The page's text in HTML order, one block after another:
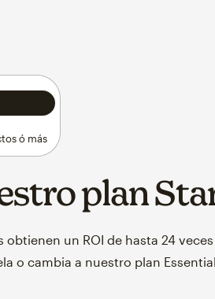
ó más
plan
obtienen un ROI de hasta 24
o cambia a nuestro plan